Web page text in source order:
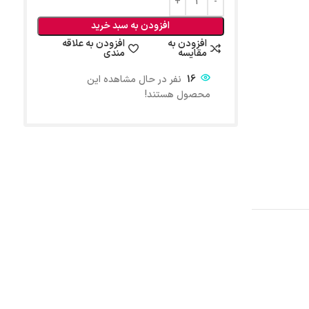
افزودن به سبد خرید
افزودن به
مقایسه
افزودن به علاقه
مندی
16 نفر در حال مشاهده این
محصول هستند!